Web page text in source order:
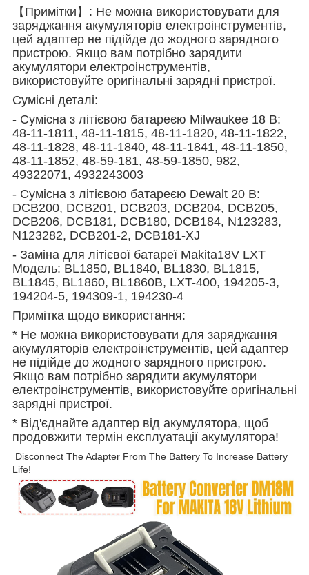
【Примітки】: Не можна використовувати для
заряджання акумуляторів електроінструментів,
цей адаптер не підійде до жодного зарядного
пристрою. Якщо вам потрібно зарядити
акумулятори електроінструментів,
використовуйте оригінальні зарядні пристрої.
Сумісні деталі:
- Сумісна з літієвою батареєю Milwaukee 18 В:
48-11-1811, 48-11-1815, 48-11-1820, 48-11-1822,
48-11-1828, 48-11-1840, 48-11-1841, 48-11-1850,
48-11-1852, 48-59-181, 48-59-1850, 982,
49322071, 4932243003
- Сумісна з літієвою батареєю Dewalt 20 В:
DCB200, DCB201, DCB203, DCB204, DCB205,
DCB206, DCB181, DCB180, DCB184, N123283,
N123282, DCB201-2, DCB181-XJ
- Заміна для літієвої батареї Makita18V LXT
Модель: BL1850, BL1840, BL1830, BL1815,
BL1845, BL1860, BL1860B, LXT-400, 194205-3,
194204-5, 194309-1, 194230-4
Примітка щодо використання:
* Не можна використовувати для заряджання
акумуляторів електроінструментів, цей адаптер
не підійде до жодного зарядного пристрою.
Якщо вам потрібно зарядити акумулятори
електроінструментів, використовуйте оригінальні
зарядні пристрої.
* Від'єднайте адаптер від акумулятора, щоб
продовжити термін експлуатації акумулятора!
Disconnect The Adapter From The Battery To Increase Battery
Life!